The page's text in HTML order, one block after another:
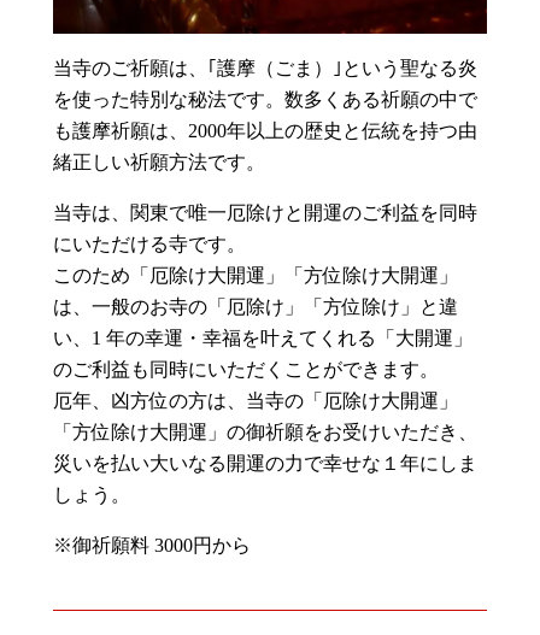
当寺のご祈願は、｢護摩（ごま）｣という聖なる炎
を使った特別な秘法です。数多くある祈願の中で
も護摩祈願は、2000年以上の歴史と伝統を持つ由
緒正しい祈願方法です。
当寺は、関東で唯一厄除けと開運のご利益を同時
にいただける寺です。
このため「厄除け大開運」「方位除け大開運」
は、一般のお寺の「厄除け」「方位除け」と違
い、1 年の幸運・幸福を叶えてくれる「大開運」
のご利益も同時にいただくことができます。
厄年、凶方位の方は、当寺の「厄除け大開運」
「方位除け大開運」の御祈願をお受けいただき、
災いを払い大いなる開運の力で幸せな１年にしま
しょう。
※御祈願料 3000円から